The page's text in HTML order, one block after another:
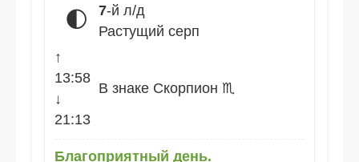
🌓 7-й л/д
Растущий серп
↑
13:58
↓
21:13
В знаке Скорпион ♏
Благоприятный день.